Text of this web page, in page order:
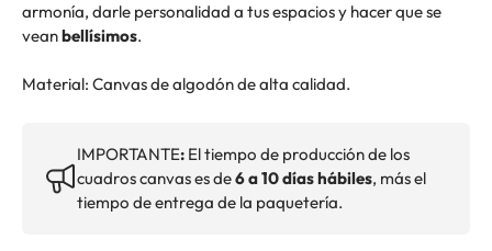
armonía, darle personalidad a tus espacios y hacer que se
veanbellísimos.
Material: Canvas de algodón de alta calidad.
IMPORTANTE: El tiempo de producción de los
cuadros canvas es de6 a 10 días hábiles, más el
tiempo de entrega de la paquetería.